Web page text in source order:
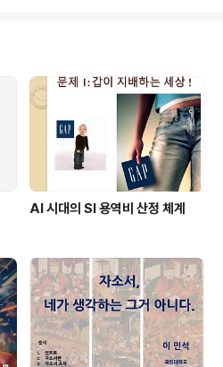
사진은 http://youthdevelopers.com/a
AI 시대의 SI 용역비 산정 체계